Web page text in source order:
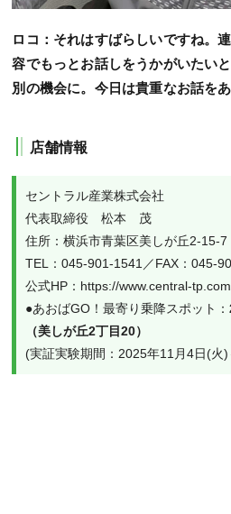
ロコ：それはすばらしいですね。
容でもっとお話しをうかがいたい
別の機会に。今日は貴重なお話を
店舗情報
セントラル産業株式会社
代表取締役　松本　茂
住所：横浜市青葉区美しが丘2-15-7
TEL：045-901-1541／FAX：045-
公式HP：https://www.central-
●あおばGO！最寄り乗降スポット：
（美しが丘2丁目20）
(実証実験期間：2025年11月4日(火